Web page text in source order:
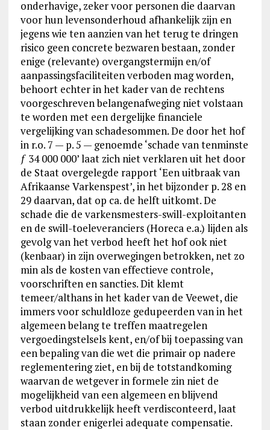
onderhavige, zeker voor personen die daarvan
voor hun levensonderhoud afhankelijk zijn en
jegens wie ten aanzien van het terug te dringen
risico geen concrete bezwaren bestaan, zonder
enige (relevante) overgangstermijn en/of
aanpassingsfaciliteiten verboden mag worden,
behoort echter in het kader van de rechtens
voorgeschreven belangenafweging niet volstaan
te worden met een dergelijke financiele
vergelijking van schadesommen. De door het hof
in r.o. 7 — p. 5 — genoemde ‘schade van tenminste
ƒ 34 000 000’ laat zich niet verklaren uit het door
de Staat overgelegde rapport ‘Een uitbraak van
Afrikaanse Varkenspest’, in het bijzonder p. 28 en
29 daarvan, dat op ca. de helft uitkomt. De
schade die de varkensmesters-swill-exploitanten
en de swill-toeleveranciers (Horeca e.a.) lijden als
gevolg van het verbod heeft het hof ook niet
(kenbaar) in zijn overwegingen betrokken, net zo
min als de kosten van effectieve controle,
voorschriften en sancties. Dit klemt
temeer/althans in het kader van de Veewet, die
immers voor schuldloze gedupeerden van in het
algemeen belang te treffen maatregelen
vergoedingstelsels kent, en/of bij toepassing van
een bepaling van die wet die primair op nadere
reglementering ziet, en bij de totstandkoming
waarvan de wetgever in formele zin niet de
mogelijkheid van een algemeen en blijvend
verbod uitdrukkelijk heeft verdisconteerd, laat
staan zonder enigerlei adequate compensatie.